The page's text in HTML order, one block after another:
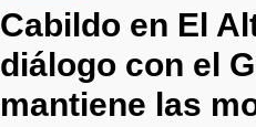
Cabildo en El
diálogo con el
mantiene las